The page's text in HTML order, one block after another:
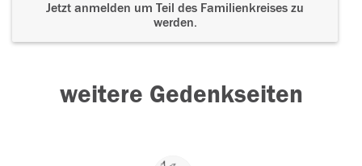
Jetzt anmelden um Teil des Familienkreises zu
werden.
weitere Gedenkseiten